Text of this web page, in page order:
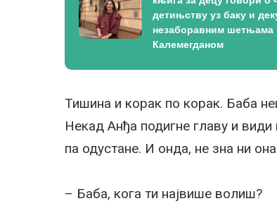
детињству уз баку и
незаборавним шетњама
Калемегданом
Тишина и корак по корак. Баба
Некад Анђа подигне главу и
па одустане. И онда, не зна ни
– Баба, кога ти највише волиш?